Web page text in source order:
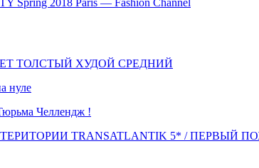
Spring 2018 Paris — Fashion Channel
ТОЛСТЫЙ ХУДОЙ СРЕДНИЙ
нуле
Челлендж !
TRANSATLANTIK 5* / ПЕРВЫЙ